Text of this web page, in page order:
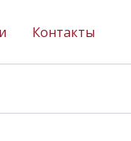
Контакты